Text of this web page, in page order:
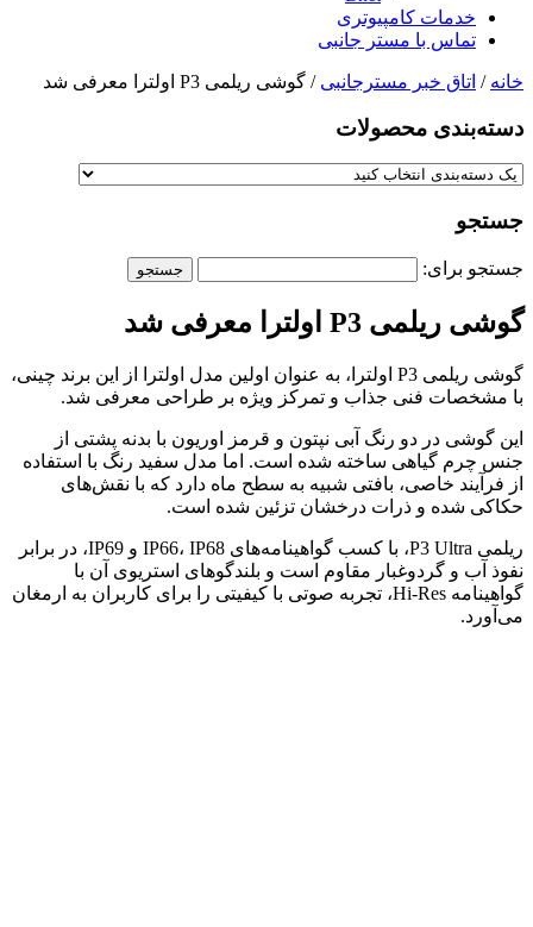
خدمات کامپیوتری
تماس با مستر جانبی
خانه / اتاق خبر مسترجانبی / گوشی ریلمی P3 اولترا معرفی شد
دسته‌بندی‌ محصولات
جستجو
جستجو برای:
گوشی ریلمی P3 اولترا معرفی شد
گوشی ریلمی P3 اولترا، به عنوان اولین مدل اولترا از این برند چینی،
با مشخصات فنی جذاب و تمرکز ویژه بر طراحی معرفی شد.
این گوشی در دو رنگ آبی نپتون و قرمز اوریون با بدنه پشتی از
جنس چرم گیاهی ساخته شده است. اما مدل سفید رنگ با استفاده
از فرآیند خاصی، بافتی شبیه به سطح ماه دارد که با نقش‌های
حکاکی شده و ذرات درخشان تزئین شده است.
ریلمی P3 Ultra، با کسب گواهینامه‌های IP66، IP68 و IP69، در برابر
نفوذ آب و گردوغبار مقاوم است و بلندگوهای استریوی آن با
گواهینامه Hi-Res، تجربه صوتی با کیفیتی را برای کاربران به ارمغان
می‌آورد.